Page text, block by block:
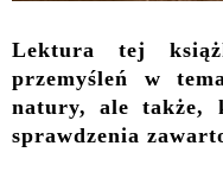
Lektura tej
przemyśleń w
natury, ale także,
sprawdzenia